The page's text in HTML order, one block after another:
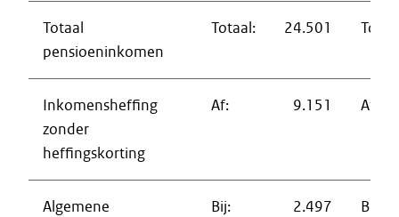
Totaal
pensioeninkomen
Totaal: 24.501
Inkomensheffing
zonder
heffingskorting
Af: 9.151 Af:
Algemene
Bij: 2.497 Bij: